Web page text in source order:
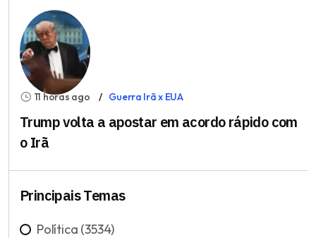
11 horas ago Guerra Irã x EUA
Trump volta a apostar em acordo rápido com
o Irã
Principais Temas
Política (3534)